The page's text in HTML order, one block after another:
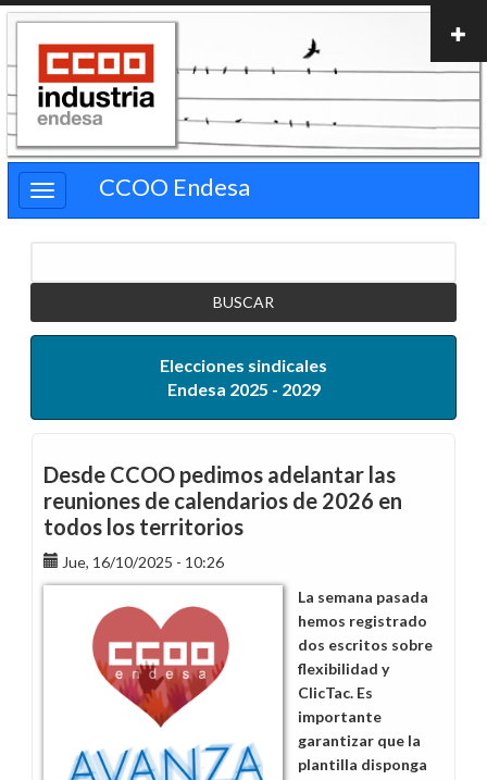
Pasar
contenido
principal
CCOO Endesa
Elecciones sindicales
Endesa 2025 - 2029
Desde CCOO pedimos adelantar las
reuniones de calendarios de 2026 en
todos los territorios
Jue, 16/10/2025 - 10:26
La semana pasada
hemos registrado
dos escritos sobre
flexibilidad y
ClicTac. Es
importante
garantizar que la
plantilla disponga